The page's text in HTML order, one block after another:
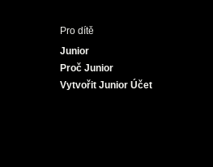
Pro dítě
Junior
Proč Junior
Vytvořit Junior Účet